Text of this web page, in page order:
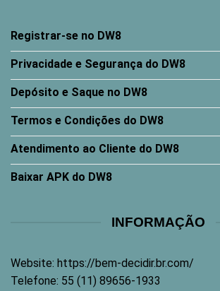
Registrar-se no DW8
Privacidade e Segurança do DW8
Depósito e Saque no DW8
Termos e Condições do DW8
Atendimento ao Cliente do DW8
Baixar APK do DW8
INFORMAÇÃO
Website: https://bem-decidir.br.com/
Telefone: 55 (11) 89656-1933